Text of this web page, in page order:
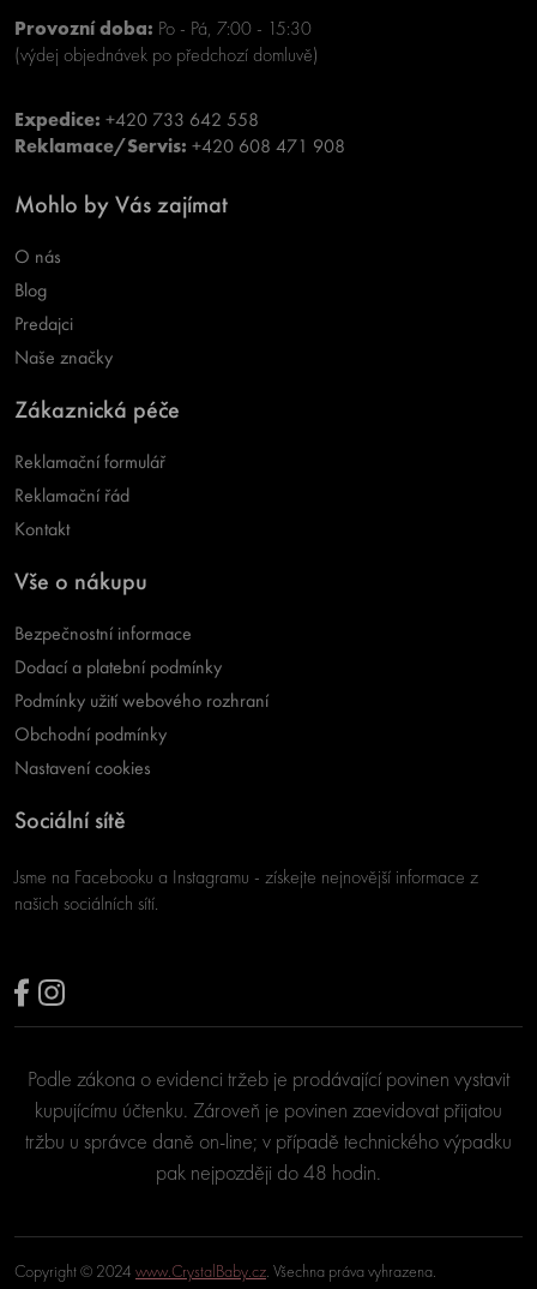
Provozní doba: Po - Pá, 7:00 - 15:30
(výdej objednávek po předchozí domluvě)
Expedice: +420 733 642 558
Reklamace/Servis: +420 608 471 908
Mohlo by Vás zajímat
O nás
Blog
Predajci
Naše značky
Zákaznická péče
Reklamační formulář
Reklamační řád
Kontakt
Vše o nákupu
Bezpečnostní informace
Dodací a platební podmínky
Podmínky užití webového rozhraní
Obchodní podmínky
Nastavení cookies
Sociální sítě
Jsme na Facebooku a Instagramu - získejte nejnovější informace z
našich sociálních sítí.
Podle zákona o evidenci tržeb je prodávající povinen vystavit
kupujícímu účtenku. Zároveň je povinen zaevidovat přijatou
tržbu u správce daně on-line; v případě technického výpadku
pak nejpozději do 48 hodin.
Copyright © 2024 www.CrystalBaby.cz. Všechna práva vyhrazena.